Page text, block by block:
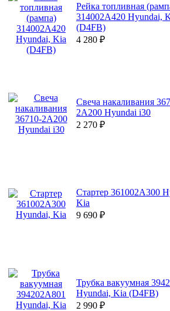
Рейка топливная
314002A420 Hyundai,
(D4FB)
4 280 ₽
Свеча накаливания
2A200 Hyundai i30
2 270 ₽
Стартер 361002A300
Kia
9 690 ₽
Трубка вакуумная
Hyundai, Kia (D4FB)
2 990 ₽